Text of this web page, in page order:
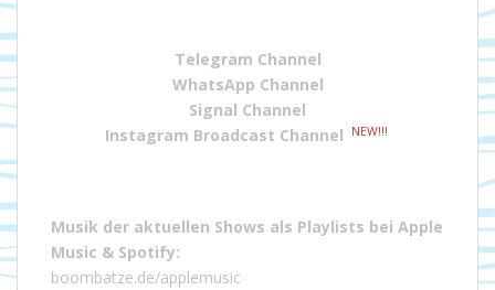
Telegram Channel
WhatsApp Channel
Signal Channel
Instagram Broadcast Channel
NEW!!!
Musik der aktuellen Shows als Playlists bei Apple
Music & Spotify:
boombatze.de/applemusic